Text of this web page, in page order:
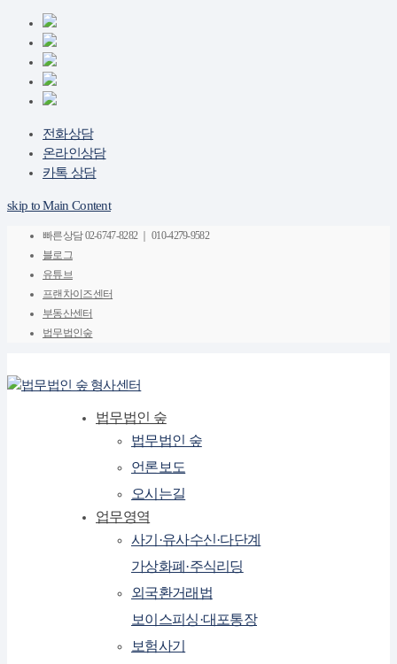
전화상담
온라인상담
카톡 상담
skip to Main Content
빠른상담02-6747-8282 ｜ 010-4279-9582
블로그
유튜브
프랜차이즈센터
부동산센터
법무법인숲
법무법인 숲
법무법인 숲
언론보도
오시는길
업무영역
사기·유사수신·다단계
가상화폐·주식리딩
외국환거래법
보이스피싱·대포통장
보험사기